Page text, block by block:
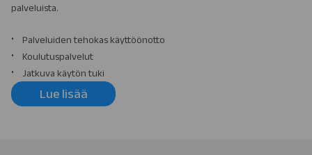
palveluista.
Palveluiden tehokas käyttöönotto
Koulutuspalvelut
Jatkuva käytön tuki
Lue lisää